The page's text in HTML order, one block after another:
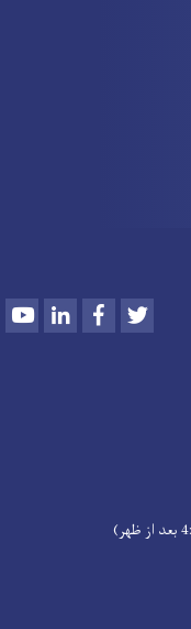
YoutubeLinkedInFacebook